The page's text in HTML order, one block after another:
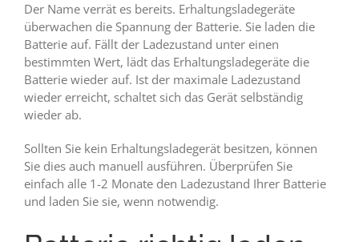
Der Name verrät es bereits. Erhaltungsladegeräte
überwachen die Spannung der Batterie. Sie laden die
Batterie auf. Fällt der Ladezustand unter einen
bestimmten Wert, lädt das Erhaltungsladegeräte die
Batterie wieder auf. Ist der maximale Ladezustand
wieder erreicht, schaltet sich das Gerät selbständig
wieder ab.
Sollten Sie kein Erhaltungsladegerät besitzen, können
Sie dies auch manuell ausführen. Überprüfen Sie
einfach alle 1-2 Monate den Ladezustand Ihrer Batterie
und laden Sie sie, wenn notwendig.